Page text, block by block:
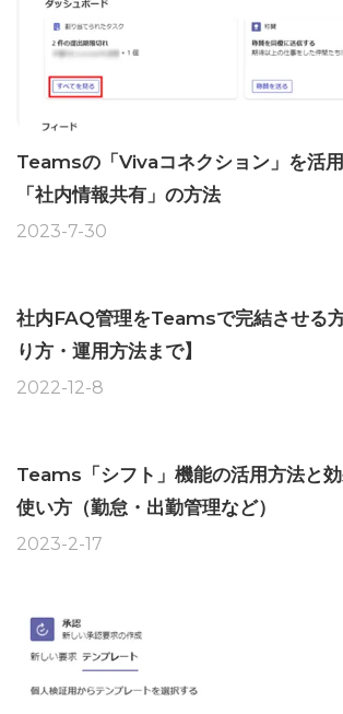
Teamsの「Vivaコネクション」を活
「社内情報共有」の方法
2023-7-30
社内FAQ管理をTeamsで完結させる
り方・運用方法まで】
2022-12-8
Teams「シフト」機能の活用方法と
使い方（勤怠・出勤管理など）
2023-2-17